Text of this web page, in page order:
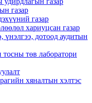
газар
газар
хариуцсан газар
дотоод аудитын
төв лаборатори
хяналтын хэлтэс